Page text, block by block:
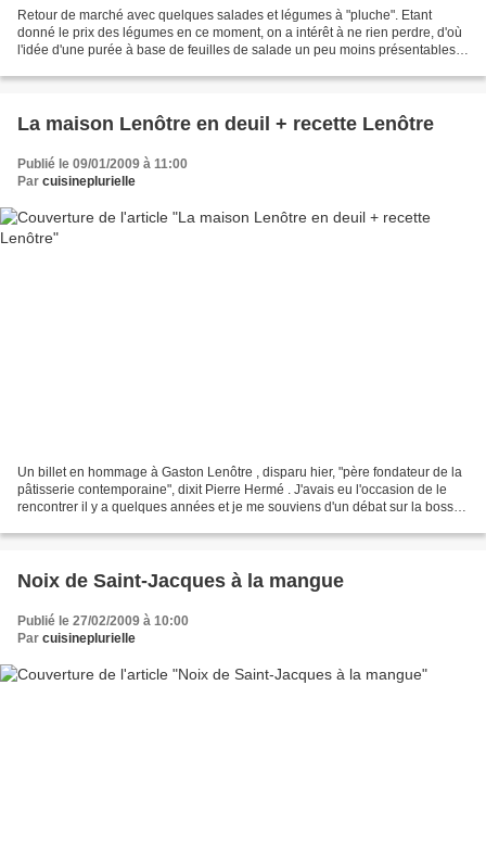
Retour de marché avec quelques salades et légumes à "pluche". Etant
donné le prix des légumes en ce moment, on a intérêt à ne rien perdre, d'où
l'idée d'une purée à base de feuilles de salade un peu moins présentables,
La maison Lenôtre en deuil + recette Lenôtre
Publié le 09/01/2009 à 11:00
Par cuisineplurielle
Un billet en hommage à Gaston Lenôtre , disparu hier, "père fondateur de la
pâtisserie contemporaine", dixit Pierre Hermé . J'avais eu l'occasion de le
rencontrer il y a quelques années et je me souviens d'un débat sur la bosse
Noix de Saint-Jacques à la mangue
Publié le 27/02/2009 à 10:00
Par cuisineplurielle